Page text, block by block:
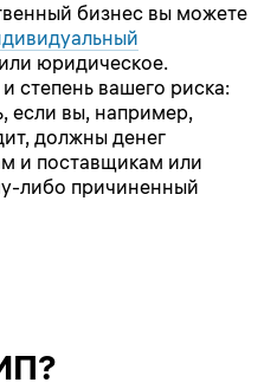
бизнес вы можете
юридическое.
степень вашего риска:
если вы, например,
должны денег
и поставщикам или
либо причиненный